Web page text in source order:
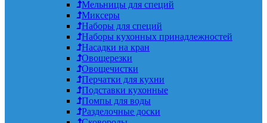
Мельницы для специй
Миксеры
Наборы для специй
Наборы кухонных принадлежностей
Насадки на кран
Овощерезки
Овощечистки
Перчатки для кухни
Подставки кухонные
Помпы для воды
Разделочные доски